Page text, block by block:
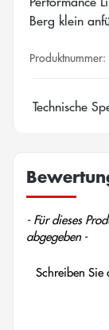
Berg klein
Produktnummer:
Technische
- Für dieses
abgegeben -
Schreiben Sie
New content